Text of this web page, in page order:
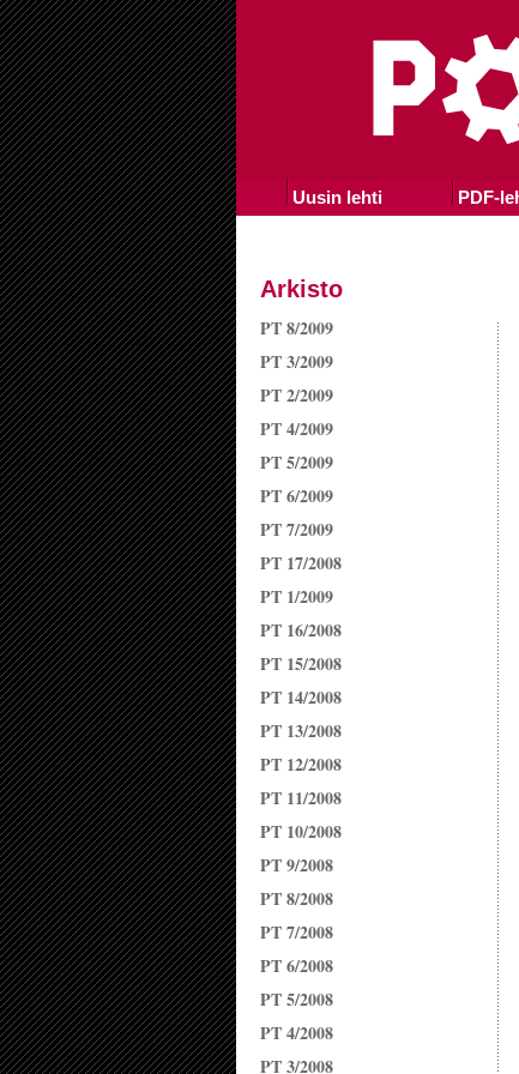
Uusin lehti PDF-
Arkisto
PT 8/2009
PT 3/2009
PT 2/2009
PT 4/2009
PT 5/2009
PT 6/2009
PT 7/2009
PT 17/2008
PT 1/2009
PT 16/2008
PT 15/2008
PT 14/2008
PT 13/2008
PT 12/2008
PT 11/2008
PT 10/2008
PT 9/2008
PT 8/2008
PT 7/2008
PT 6/2008
PT 5/2008
PT 4/2008
PT 3/2008